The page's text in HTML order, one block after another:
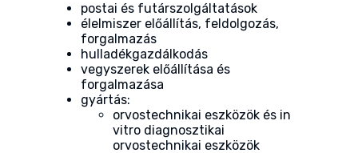
postai és futárszolgáltatások
élelmiszer előállítás, feldolgozás,
forgalmazás
hulladékgazdálkodás
vegyszerek előállítása és
forgalmazása
gyártás:
orvostechnikai eszközök és in
vitro diagnosztikai
orvostechnikai eszközök